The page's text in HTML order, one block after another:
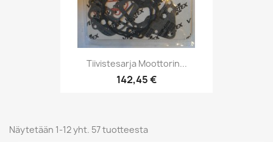
Tiivistesarja Moottorin...
142,45 €
Näytetään 1-12 yht. 57 tuotteesta